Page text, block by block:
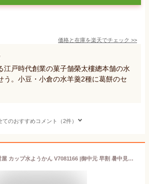
価格と在庫を楽天でチェック >>
江戸時代創業の菓子舗榮太樓總本舗の水
う。小豆・小倉の水羊羹2種に葛餅のセ
てのおすすめコメント（2件）
【お中元】 井村屋 カップ水ようかん V7081166 |御中元 早割 暑中見舞い 夏ギフト スイーツ 水羊羹 和菓子 詰め合わせ お菓子 お茶菓子 水菓子 お茶請け 食品 差し入れ 帰省土産 手土産 贈答品 法事 法要 香典返し 2000円 品物 ギフト